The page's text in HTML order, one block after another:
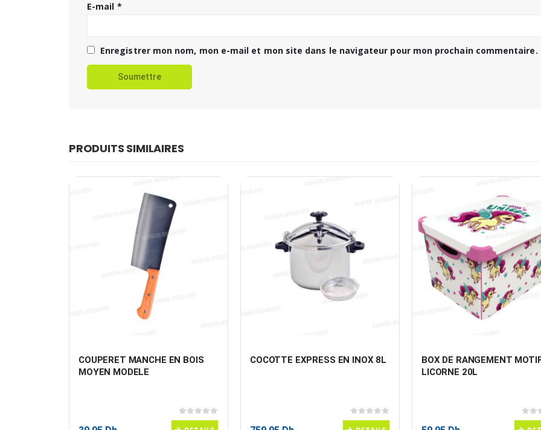
E-mail *
Enregistrer mon nom, mon e-mail et mon site dans le navigateur pour mon prochain commentaire.
PRODUITS SIMILAIRES
COUPERET MANCHE EN BOIS
MOYEN MODELE
0sur 5
COCOTTE EXPRESS EN INOX 8L
0sur 5
BOX DE RANGEMENT
LICORNE 20L
0sur